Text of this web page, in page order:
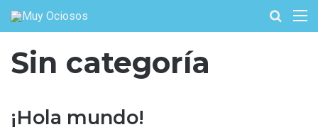
Buscar
por
Sin categoría
¡Hola mundo!